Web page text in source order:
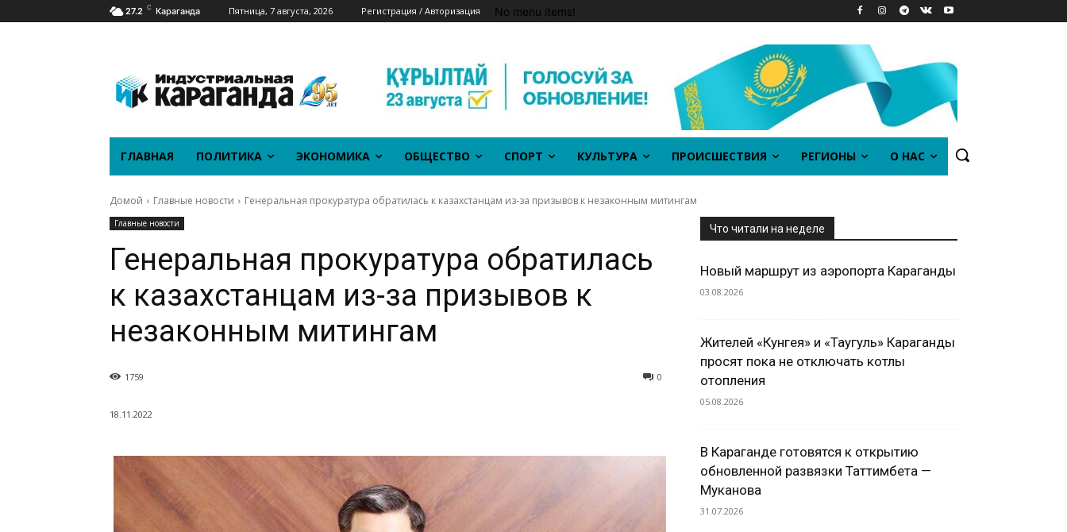
27.2 C Караганда Пятница, 7 августа, 2026 Регистрация / Авторизация No menu items!
ГЛАВНАЯ ПОЛИТИКА ЭКОНОМИКА ОБЩЕСТВО СПОРТ КУЛЬТУРА ПРОИСШЕСТВИЯ РЕГИОНЫ О НАС
Домой Главные новости Генеральная прокуратура обратилась к казахстанцам из-за призывов к незаконным митингам
Главные новости
Генеральная прокуратура обратилась
к казахстанцам из-за призывов к
незаконным митингам
0
1759
18.11.2022
Что читали на неделе
Новый маршрут из аэропорта Караганды
03.08.2026
Жителей «Кунгея» и «Таугуль» Караганды
просят пока не отключать котлы
отопления
05.08.2026
В Караганде готовятся к открытию
обновленной развязки Таттимбета —
Муканова
31.07.2026